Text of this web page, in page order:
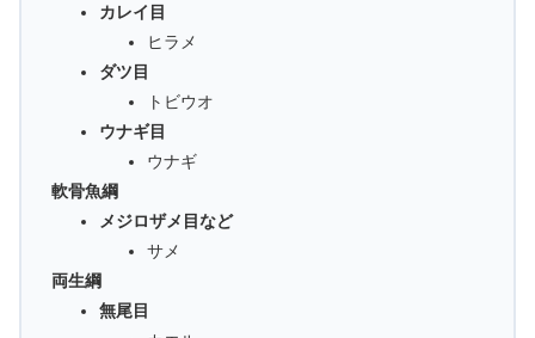
カレイ目
ヒラメ
ダツ目
トビウオ
ウナギ目
ウナギ
軟骨魚綱
メジロザメ目など
サメ
両生綱
無尾目